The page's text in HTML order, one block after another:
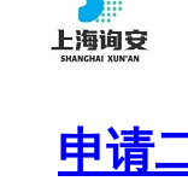
申请